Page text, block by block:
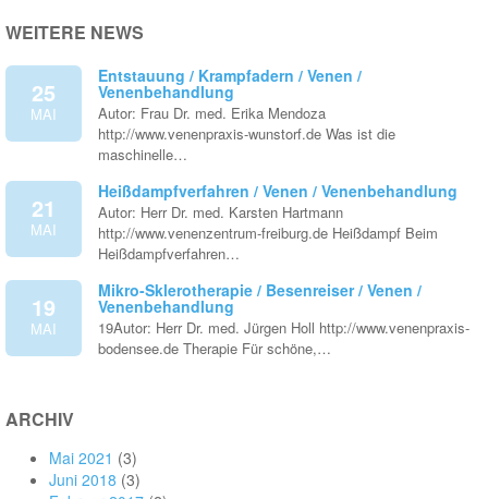
WEITERE NEWS
25
MAI
Entstauung / Krampfadern / Venen /
Venenbehandlung
Autor: Frau Dr. med. Erika Mendoza
http://www.venenpraxis-wunstorf.de Was ist die
maschinelle…
21
MAI
Heißdampfverfahren / Venen / Venenbehandlung
Autor: Herr Dr. med. Karsten Hartmann
http://www.venenzentrum-freiburg.de Heißdampf Beim
Heißdampfverfahren…
19
MAI
Mikro-Sklerotherapie / Besenreiser / Venen /
Venenbehandlung
19Autor: Herr Dr. med. Jürgen Holl http://www.venenpraxis-
bodensee.de Therapie Für schöne,…
ARCHIV
Mai 2021 (3)
Juni 2018 (3)